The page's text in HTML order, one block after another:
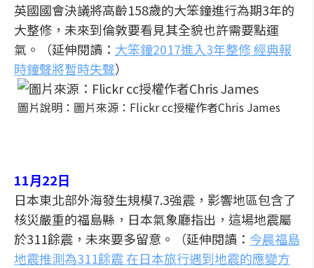
英國國會決議將高齡158歲的大笨鐘進行為期3年的
大整修，未來到倫敦要看見其全貌也許需要點運
氣。（延伸閱讀： 大笨鐘2017進入3年整修 經典報
時鐘聲將暫時失聲）
圖片說明：圖片來源：Flickr cc授權作者Chris James
11月22日
日本東北部外海發生規模7.3強震，影響地區包含了
核災嚴重的福島縣，日本氣象廳指出，這場地震屬
於311餘震，未來要多留意。（延伸閱讀： 今晨福島
地震推測為311餘震 在日本旅行遇到地震的應變方